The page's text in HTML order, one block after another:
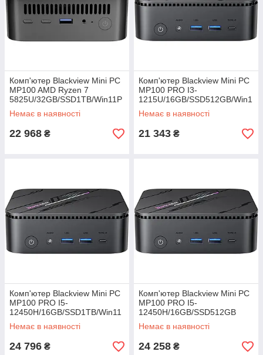
Комп'ютер Blackview Mini PC
MP100 AMD Ryzen 7
5825U/32GB/SSD1TB/Win11P
ro
Немає в наявності
22 968 ₴
Комп'ютер Blackview Mini PC
MP100 PRO I3-
1215U/16GB/SSD512GB/Win1
1Pro
Немає в наявності
21 343 ₴
Комп'ютер Blackview Mini PC
MP100 PRO I5-
12450H/16GB/SSD1TB/Win11
Pro
Немає в наявності
24 796 ₴
Комп'ютер Blackview Mini PC
MP100 PRO I5-
12450H/16GB/SSD512GB
Немає в наявності
24 258 ₴